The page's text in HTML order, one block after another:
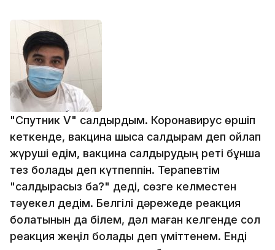
"Спутник V" салдырдым. Коронавирус өршіп
кеткенде, вакцина шықса салдырам деп ойлап
жүруші едім, вакцина салдырудың реті бұнша
тез болады деп күтпеппін. Терапевтім
"салдырасыз ба?" деді, сөзге келместен
тәуекел дедім. Белгілі дәрежеде реакция
болатынын да білем, дәл маған келгенде сол
реакция жеңіл болады деп үміттенем. Енді